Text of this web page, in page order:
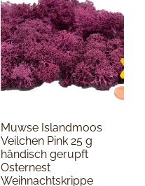
Muwse Islandmoos
Veilchen Pink 25 g
händisch gerupft
Osternest
Weihnachtskrippe